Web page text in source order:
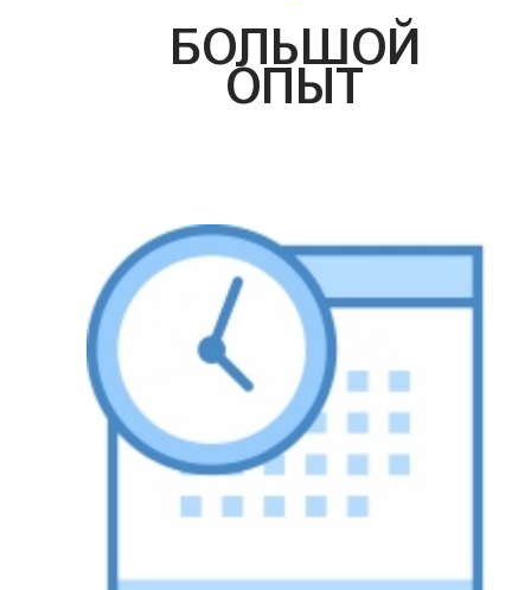
БОЛЬШОЙ
ОПЫТ